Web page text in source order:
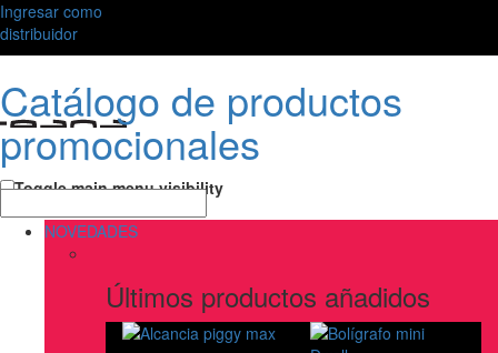
Ingresar como
distribuidor
Catálogo de productos
promocionales
Toggle main menu visibility
NOVEDADES
Últimos productos añadidos